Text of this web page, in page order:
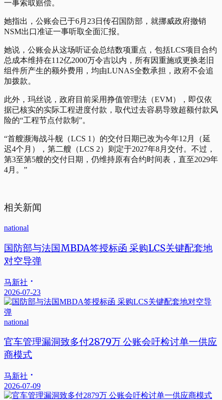
一事索取赔偿。
她指出，公账会已于6月23日传召国防部，就挪威政府撤销
NSM出口准证一事听取全面汇报。
她说，公账会从这场听证会总结数项重点，包括LCS项目合约
总成本维持在112亿2000万令吉以内，所有因重施或更换老旧
组件所产生的额外费用，均由LUNAS全数承担，政府不会追
加拨款。
此外，玛丝说，政府目前采用挣值管理法（EVM），即仅依
据已核实的实际工程进度付款，取代过去容易导致超额付款风
险的“工程节点付款制”。
“首艘濒海战斗舰（LCS 1）的交付日期已改为今年12月（延
迟4个月），第二艘（LCS 2）则定于2027年8月交付。不过，
第3至第5艘的交付日期，仍维持原有合约时间表，直至2029年
4月。”
相关新闻
national
国防部与法国MBDA签授标函 采购LCS关键配套地
对空导弹
马新社
2026-07-23
national
官车管理漏洞致多付2879万 公账会吁检讨单一供应
商模式
马新社
2026-07-09